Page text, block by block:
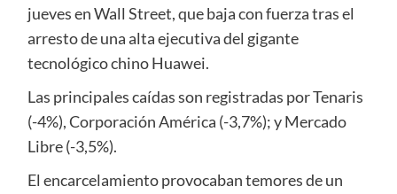
jueves en Wall Street, que baja con fuerza tras el
arresto de una alta ejecutiva del gigante
tecnológico chino Huawei.
Las principales caídas son registradas por Tenaris
(-4%), Corporación América (-3,7%); y Mercado
Libre (-3,5%).
El encarcelamiento provocaban temores de un